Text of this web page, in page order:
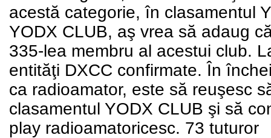
acestă categorie, în clasamentul
YODX CLUB, aş vrea să adaug
335-lea membru al acestui club.
entităţi DXCC confirmate. În
ca radioamator, este să reuşesc
clasamentul YODX CLUB şi să
play radioamatoricesc. 73 tuturor